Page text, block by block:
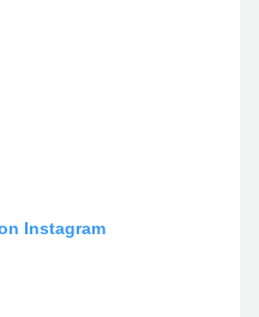
Instagram